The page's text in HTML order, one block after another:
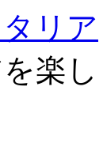
リア
楽